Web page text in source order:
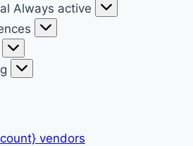
Always active
vendors